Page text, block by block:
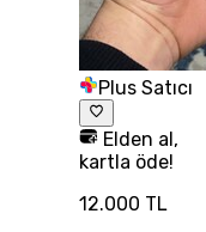
Plus Satıcı
Elden al,
kartla öde!
12.000 TL